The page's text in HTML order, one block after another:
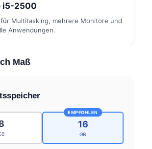
i5-2500
Multitasking, mehrere Monitore und
Anwendungen.
Maß
EMPFOHLEN
16
GB